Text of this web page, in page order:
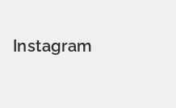
Instagram